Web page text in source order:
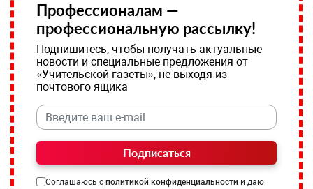
Профессионалам —
профессиональную рассылку!
Подпишитесь, чтобы получать актуальные
новости и специальные предложения от
«Учительской газеты», не выходя из
почтового ящика
Подписаться
Соглашаюсь с политикой конфиденциальности и даю